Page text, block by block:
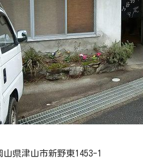
山県津山市新野東1453-1